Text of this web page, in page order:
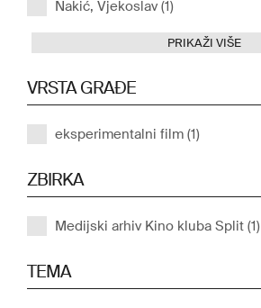
Nakić, Vjekoslav (1)
PRIKAŽI VIŠE
VRSTA GRAĐE
eksperimentalni film (1)
ZBIRKA
Medijski arhiv Kino kluba Split (1)
TEMA